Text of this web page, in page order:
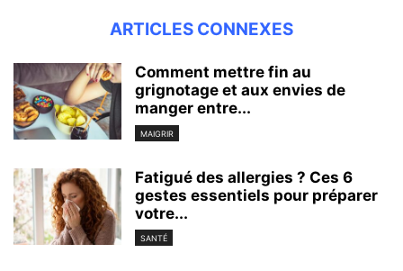
ARTICLES CONNEXES
Comment mettre fin au
grignotage et aux envies de
manger entre...
MAIGRIR
Fatigué des allergies ? Ces 6
gestes essentiels pour préparer
votre...
SANTÉ